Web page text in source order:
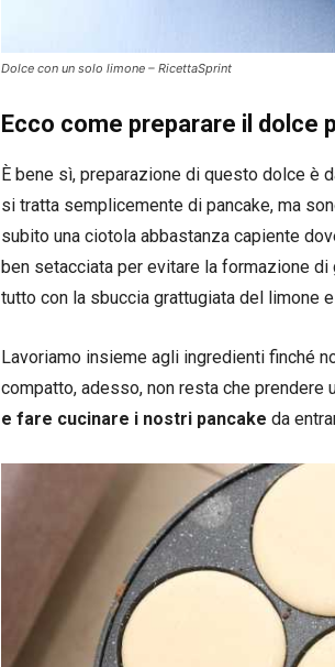
Dolce con un solo limone – RicettaSprint
Ecco come preparare il dolce
È bene sì, preparazione di questo dolce è
si tratta semplicemente di pancake, ma
subito una ciotola abbastanza capiente
ben setacciata per evitare la formazione di
tutto con la sbuccia grattugiata del limone
Lavoriamo insieme agli ingredienti finché
compatto, adesso, non resta che prendere
e fare cucinare i nostri pancake da